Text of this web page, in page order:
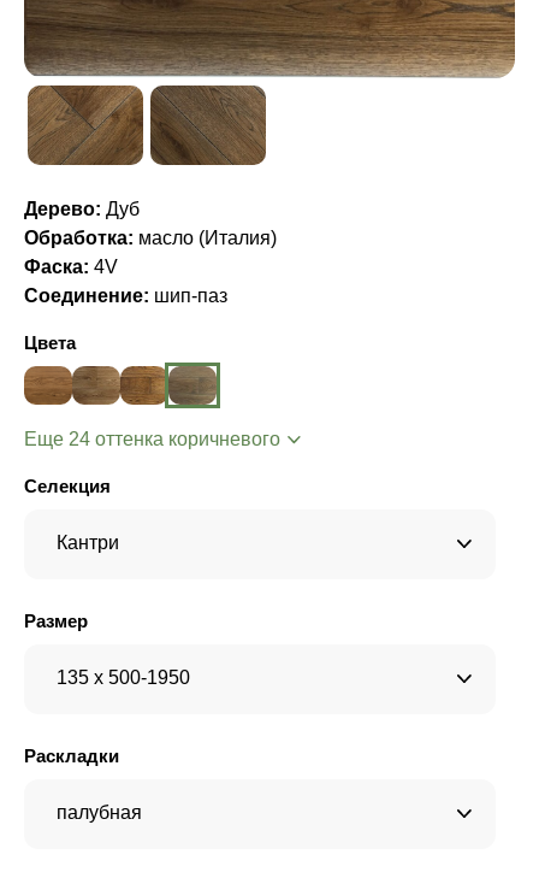
Дерево: Дуб
Обработка: масло (Италия)
Фаска: 4V
Соединение: шип-паз
Цвета
Еще 24 оттенка коричневого
Селекция
Кантри
Размер
135 x 500-1950
Раскладки
палубная